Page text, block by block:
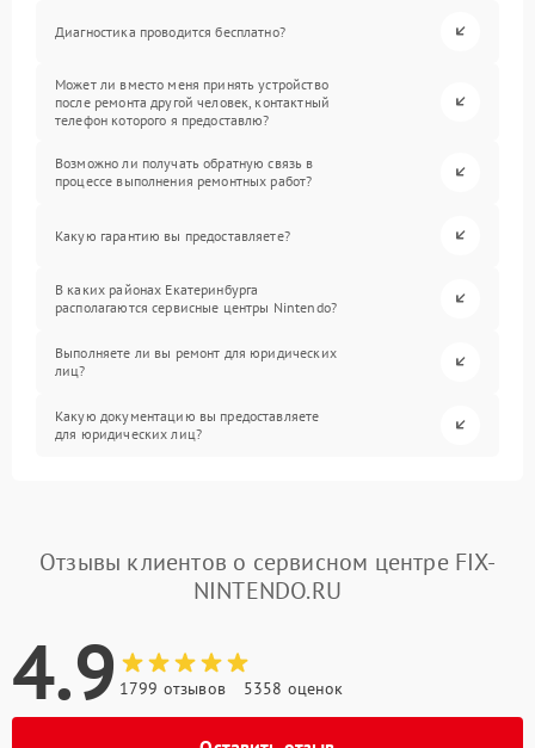
Диагностика проводится бесплатно?
Может ли вместо меня принять устройство
после ремонта другой человек, контактный
телефон которого я предоставлю?
Возможно ли получать обратную связь в
процессе выполнения ремонтных работ?
Какую гарантию вы предоставляете?
В каких районах Екатеринбурга
располагаются сервисные центры Nintendo?
Выполняете ли вы ремонт для юридических
лиц?
Какую документацию вы предоставляете
для юридических лиц?
Отзывы клиентов о сервисном центре FIX-
NINTENDO.RU
4.9 1799 отзывов 5358 оценок